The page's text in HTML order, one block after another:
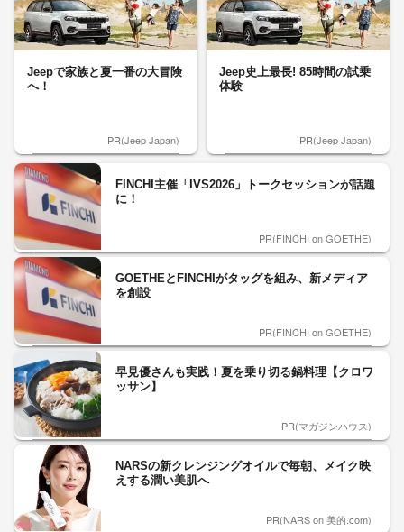
Jeepで家族と夏一番の大冒険
へ！
PR(Jeep Japan)
Jeep史上最長! 85時間の試乗
体験
PR(Jeep Japan)
FINCHI主催「IVS2026」トークセッションが話題
に！
PR(FINCHI on GOETHE)
GOETHEとFINCHIがタッグを組み、新メディア
を創設
PR(FINCHI on GOETHE)
早見優さんも実践！夏を乗り切る鍋料理【クロワ
ッサン】
PR(マガジンハウス)
NARSの新クレンジングオイルで毎朝、メイク映
えする潤い美肌へ
PR(NARS on 美的.com)